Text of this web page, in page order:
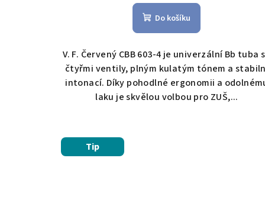
Do košíku
V. F. Červený CBB 603-4 je univerzální Bb tuba
čtyřmi ventily, plným kulatým tónem a
intonací. Díky pohodlné ergonomii a
laku je skvělou volbou pro ZUŠ,...
Tip